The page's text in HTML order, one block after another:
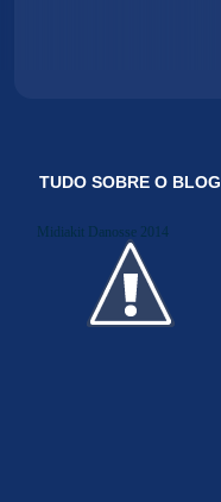
TUDO SOBRE O BLOG
Midiakit Danosse 2014